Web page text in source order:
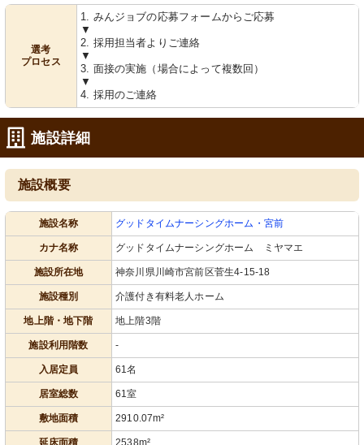
選考
プロセス
1. みんジョブの応募フォームからご応募
▼
2. 採用担当者よりご連絡
▼
3. 面接の実施（場合によって複数回）
▼
4. 採用のご連絡
施設詳細
施設概要
施設名称 グッドタイムナーシングホーム・宮前
カナ名称 グッドタイムナーシングホーム ミヤマエ
施設所在地 神奈川県川崎市宮前区菅生4-15-18
施設種別 介護付き有料老人ホーム
地上階・地下階 地上階3階
施設利用階数 -
入居定員 61名
居室総数 61室
敷地面積 2910.07m²